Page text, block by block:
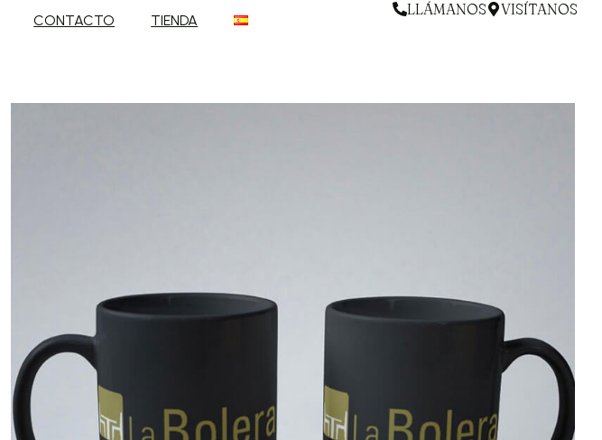
CONTACTO TIENDA
LLÁMANOS VISÍTANOS